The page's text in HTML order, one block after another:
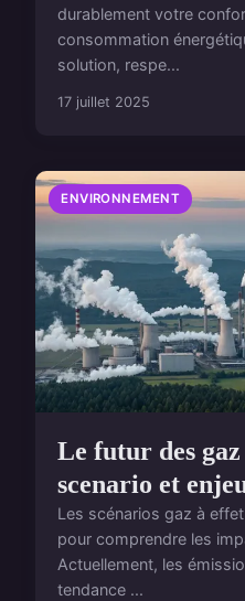
durablement votre
consommation
solution, respe...
17 juillet 2025
ENVIRONNEMENT
Le futur des
scenario et
Les scénarios gaz à
pour comprendre les
Actuellement, les
tendance ...